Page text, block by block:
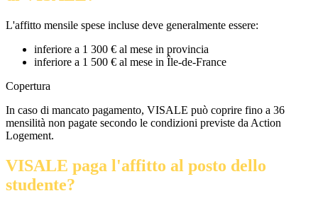
L'affitto mensile spese incluse deve generalmente essere:
inferiore a 1 300 € al mese in provincia
inferiore a 1 500 € al mese in Île-de-France
Copertura
In caso di mancato pagamento, VISALE può coprire fino a 36
mensilità non pagate secondo le condizioni previste da Action
Logement.
VISALE paga l'affitto al posto dello
studente?